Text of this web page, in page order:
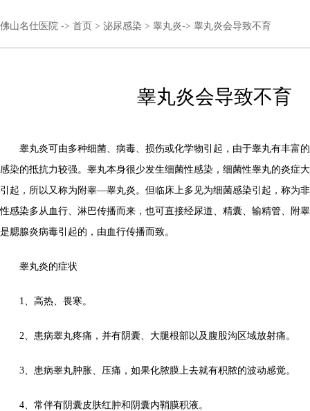
佛山名仕医院 -> 首页 > 泌尿感染 > 睾丸炎-> 睾丸炎会导致不育
睾丸炎会导致不育
睾丸炎可由多种细菌、病毒、损伤或化学物引起，由于睾丸有丰富
感染的抵抗力较强。睾丸本身很少发生细菌性感染，细菌性睾丸的炎症
引起，所以又称为附睾—睾丸炎。但临床上多见为细菌感染引起，称为
性感染多从血行、淋巴传播而来，也可直接经尿道、精囊、输精管、附
是腮腺炎病毒引起的，由血行传播而致。
睾丸炎的症状
1、高热、畏寒。
2、患病睾丸疼痛，并有阴囊、大腿根部以及腹股沟区域放射痛。
3、患病睾丸肿胀、压痛，如果化脓膜上去就有积脓的波动感觉。
4、常伴有阴囊皮肤红肿和阴囊内鞘膜积液。